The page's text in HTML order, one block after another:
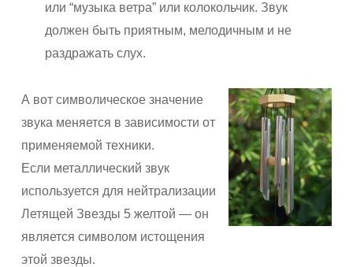
или “музыка ветра” или колокольчик. Звук
должен быть приятным, мелодичным и не
раздражать слух.
А вот символическое значение
звука меняется в зависимости от
применяемой техники.
Если металлический звук
используется для нейтрализации
Летящей Звезды 5 желтой — он
является символом истощения
этой звезды.